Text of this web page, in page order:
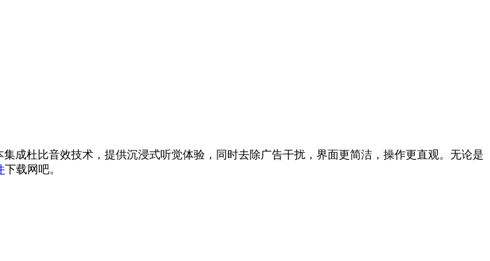
成杜比音效技术，提供沉浸式听觉体验，同时去除广告干扰，界面更简洁，操作更直观。无论是
下载网吧。